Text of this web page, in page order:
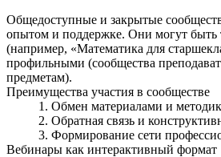
Общедоступные и закрытые
опытом и поддержке. Они могут быть
(например, «Математика для
профильными (сообщества
предметам).
Преимущества участия в сообществе
Обмен материалами и
Обратная связь и
Формирование сети
Вебинары как интерактивный формат